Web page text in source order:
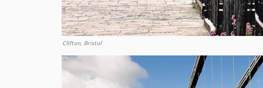
Clifton, Bristol